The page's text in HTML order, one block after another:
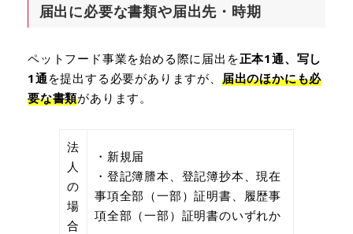
届出に必要な書類や届出先・時期
ペットフード事業を始める際に届出を正本1通、写し
1通 を提出する必要がありますが、 届出のほかにも必
要な書類があります。
法
人
の
場
合
・新規届
・登記簿謄本、登記簿抄本、現在
事項全部（一部）証明書、履歴事
項全部（一部）証明書のいずれか